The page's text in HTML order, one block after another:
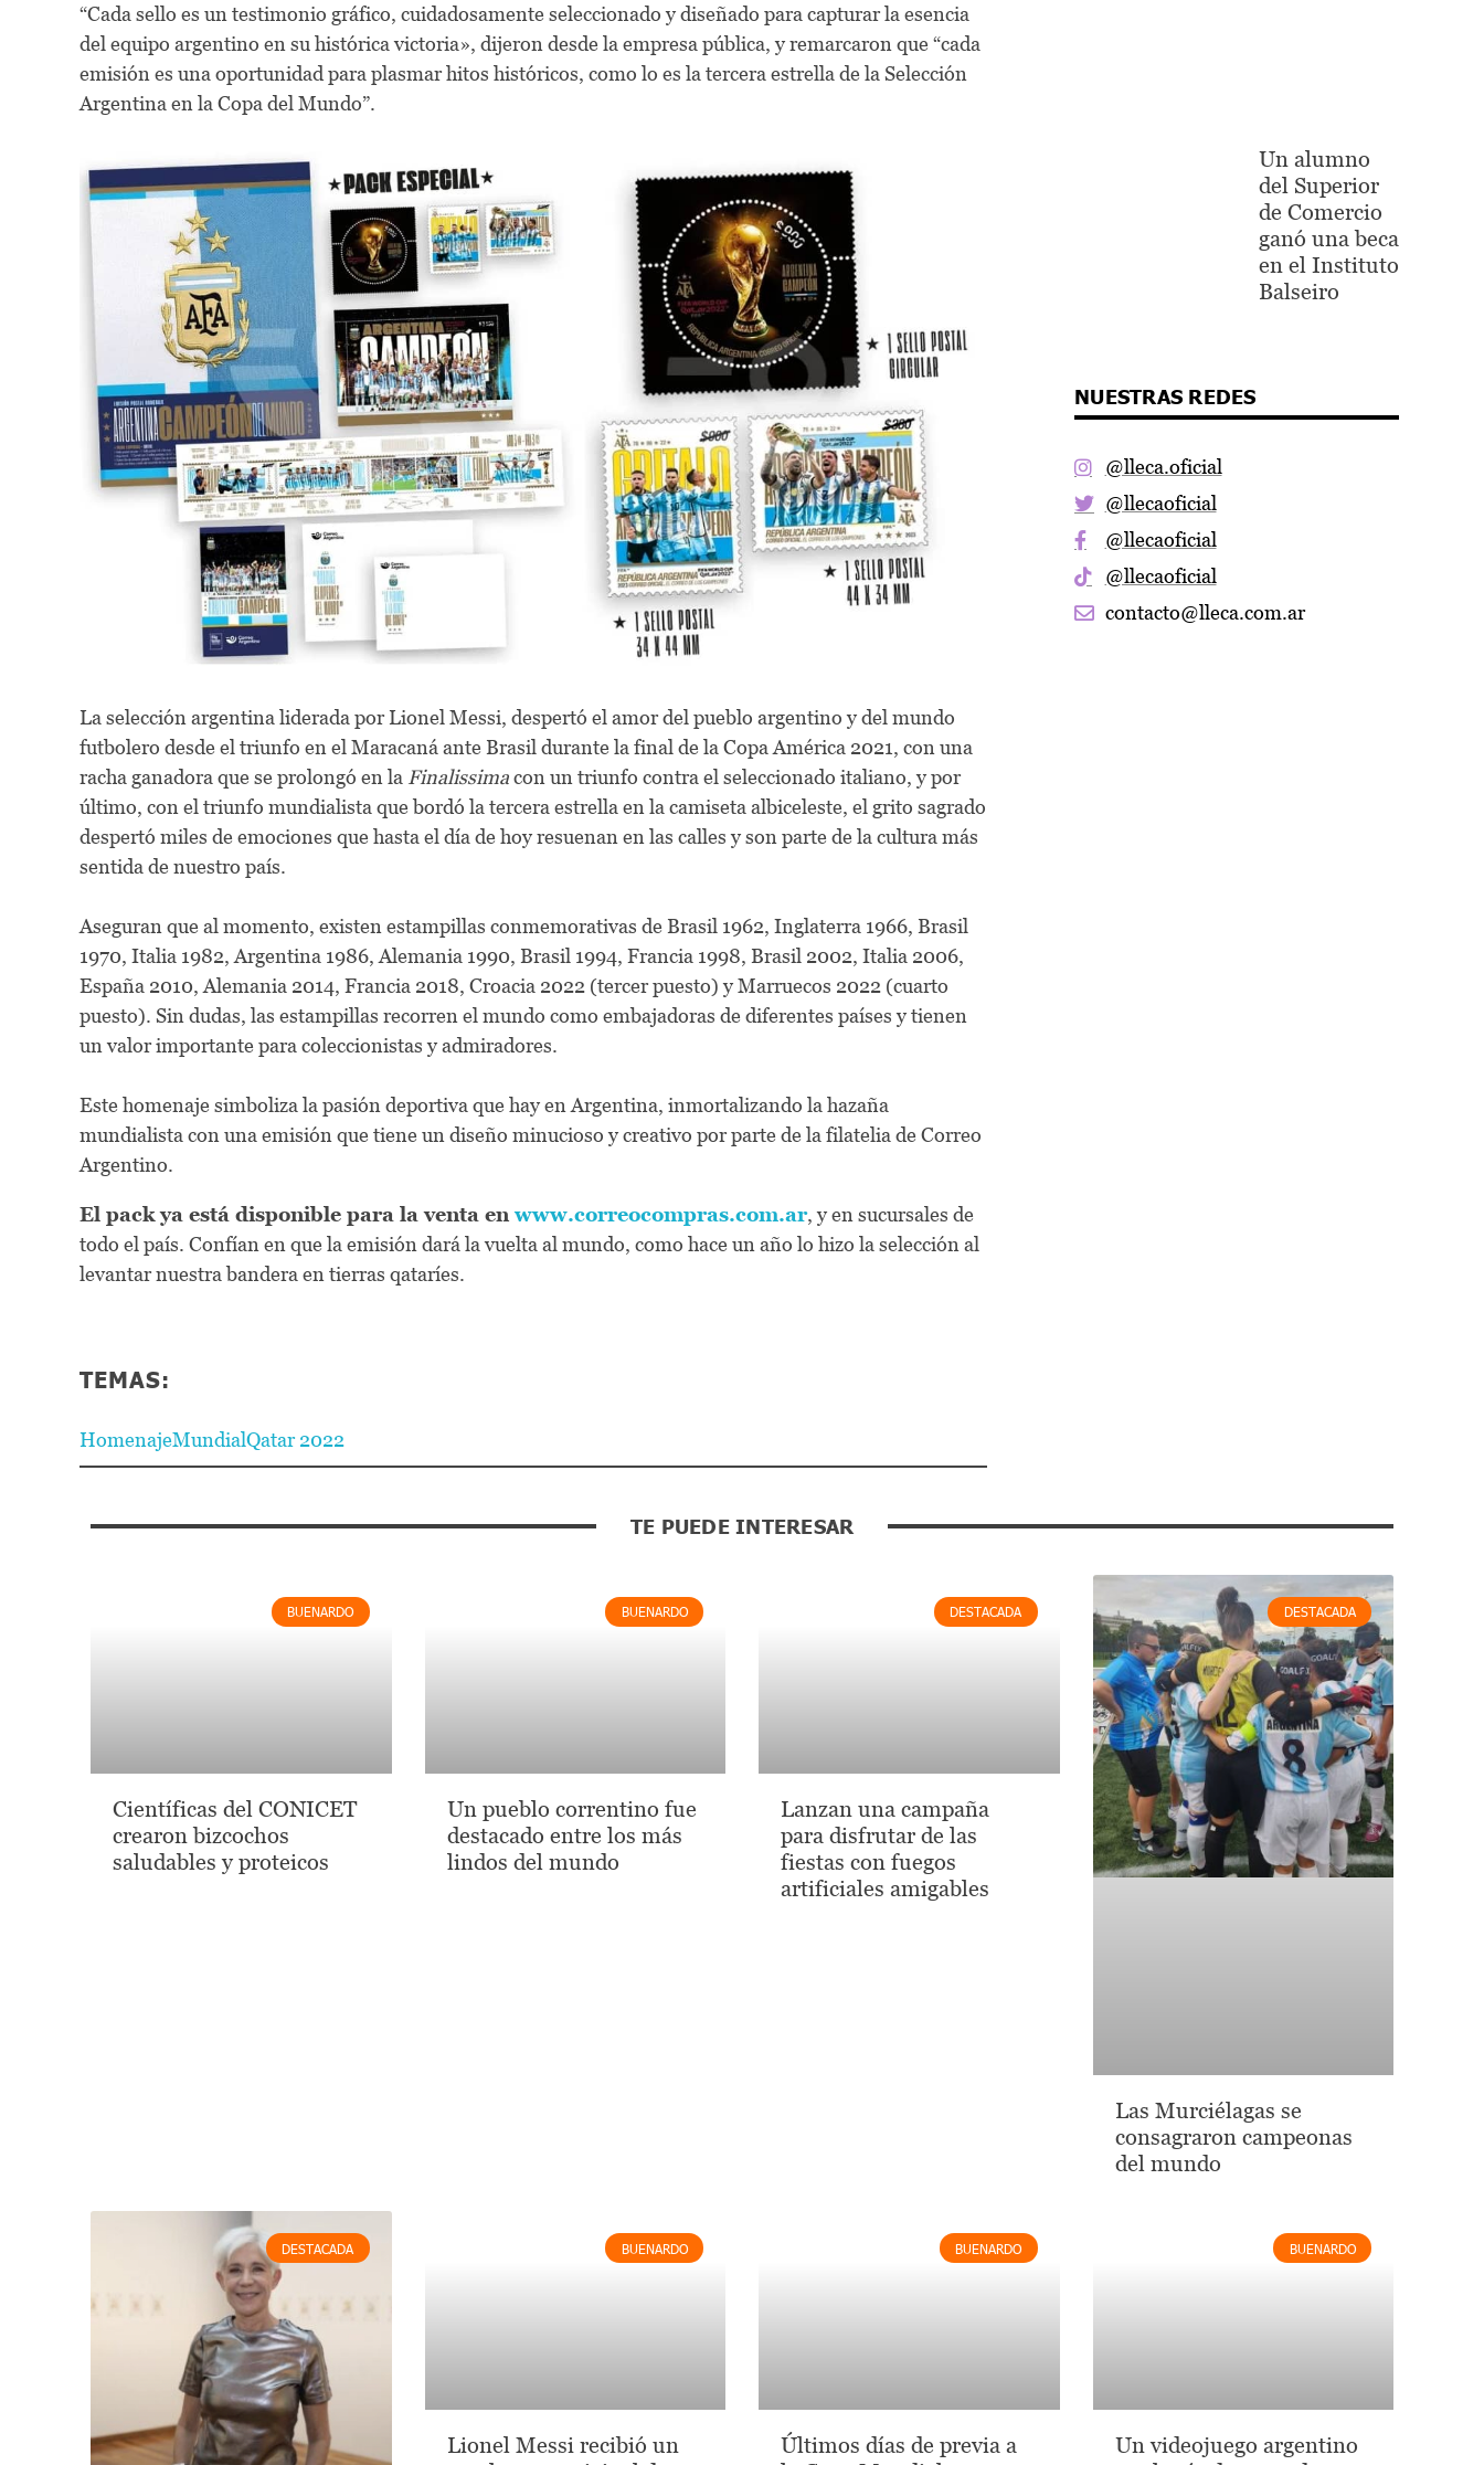
“Cada sello es un testimonio gráfico, cuidadosamente seleccionado y diseñado para capturar la esencia
del equipo argentino en su histórica victoria», dijeron desde la empresa pública, y remarcaron que “cada
emisión es una oportunidad para plasmar hitos históricos, como lo es la tercera estrella de la Selección
Argentina en la Copa del Mundo”.
La selección argentina liderada por Lionel Messi, despertó el amor del pueblo argentino y del mundo
futbolero desde el triunfo en el Maracaná ante Brasil durante la final de la Copa América 2021, con una
racha ganadora que se prolongó en la Finalissimacon un triunfo contra el seleccionado italiano, y por
último, con el triunfo mundialista que bordó la tercera estrella en la camiseta albiceleste, el grito sagrado
despertó miles de emociones que hasta el día de hoy resuenan en las calles y son parte de la cultura más
sentida de nuestro país.
Aseguran que al momento, existen estampillas conmemorativas de Brasil 1962, Inglaterra 1966, Brasil
1970, Italia 1982, Argentina 1986, Alemania 1990, Brasil 1994, Francia 1998, Brasil 2002, Italia 2006,
España 2010, Alemania 2014, Francia 2018, Croacia 2022 (tercer puesto) y Marruecos 2022 (cuarto
puesto). Sin dudas, las estampillas recorren el mundo como embajadoras de diferentes países y tienen
un valor importante para coleccionistas y admiradores.
Este homenaje simboliza la pasión deportiva que hay en Argentina, inmortalizando la hazaña
mundialista con una emisión que tiene un diseño minucioso y creativo por parte de la filatelia de Correo
Argentino.
El pack ya está disponible para la venta enwww.correocompras.com.ar, y en sucursales de
todo el país. Confían en que la emisión dará la vuelta al mundo, como hace un año lo hizo la selección al
levantar nuestra bandera en tierras qataríes.
TEMAS:
HomenajeMundialQatar 2022
Un alumno
del Superior
de Comercio
ganó una beca
en el Instituto
Balseiro
NUESTRAS REDES
@lleca.oficial
@llecaoficial
@llecaoficial
@llecaoficial
contacto@lleca.com.ar
TE PUEDE INTERESAR
BUENARDO
Científicas del CONICET
crearon bizcochos
saludables y proteicos
BUENARDO
Un pueblo correntino fue
destacado entre los más
lindos del mundo
DESTACADA
Lanzan una campaña
para disfrutar de las
fiestas con fuegos
artificiales amigables
DESTACADA
Las Murciélagas se
consagraron campeonas
del mundo
DESTACADA BUENARDO
Lionel Messi recibió un
BUENARDO
Últimos días de previa a
BUENARDO
Un videojuego argentino